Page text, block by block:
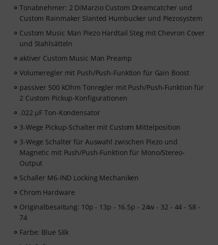
Tonabnehmer: 2 DiMarzio Custom Dreamcatcher und
Custom Rainmaker Slanted Humbucker und Piezosystem
Custom Music Man Piezo Hardtail Steg mit Chevron Cover
und Stahlsätteln
aktiver Custom Music Man Preamp
Volumeregler mit Push/Push-Funktion für Gain Boost
passiver 500 kOhm Tonregler mit Push/Push-Funktion für
2 Custom Pickup-Konfigurationen
.022 µF Ton-Kondensator
3-Wege Pickup-Schalter mit Custom Mittelposition
3-Wege Schalter für Auswahl zwischen Piezo und
Magnetic mit Push/Push-Funktion für Mono/Stereo-
Output
Schaller M6-IND Locking Mechaniken
Chrom Hardware
Originalbesaitung: 10p - 13p - 16.5p - 24w - 32 - 44 - 58 -
74
Farbe: Blue Silk